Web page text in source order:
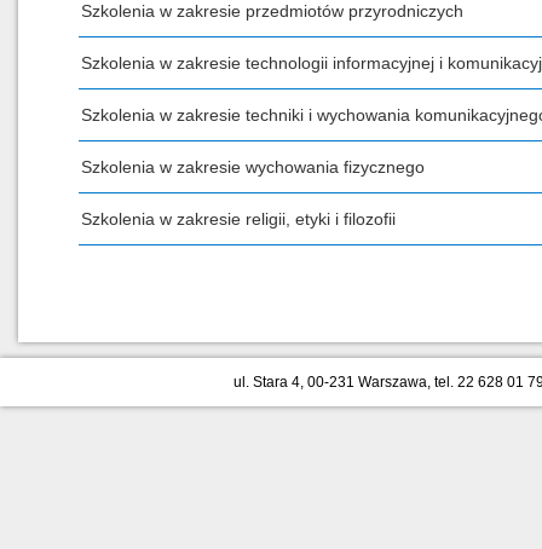
Szkolenia w zakresie przedmiotów przyrodniczych
Szkolenia w zakresie technologii informacyjnej i
Szkolenia w zakresie techniki i wychowania
Szkolenia w zakresie wychowania fizycznego
Szkolenia w zakresie religii, etyki i filozofii
ul. Stara 4, 00-231 Warszawa, tel. 22 628 01